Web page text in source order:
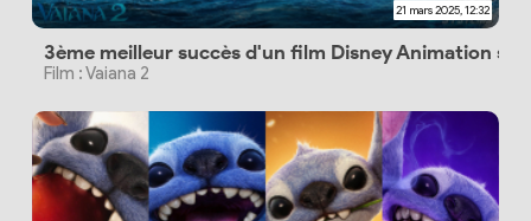
21 mars 2025, 12:32
3ème meilleur succès d'un film Disney Animation sur
Film : Vaiana 2